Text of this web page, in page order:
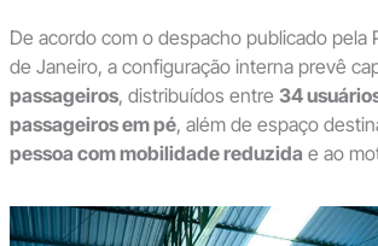
De acordo com o despacho publicado pela
de Janeiro, a configuração interna prevê
passageiros, distribuídos entre 34
passageiros em pé, além de espaço
pessoa com mobilidade reduzida e ao